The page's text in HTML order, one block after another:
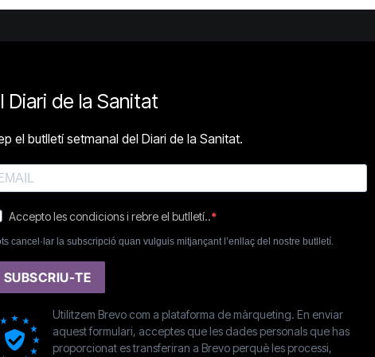
Diari de la Sanitat
el butlletí setmanal del Diari de la Sanitat.
Accepto les condicions i rebre el butlletí..
cancel·lar la subscripció quan vulguis mitjançant l’enllaç del nostre butlletí.
SUBSCRIU-TE
Utilitzem Brevo com a plataforma de màrqueting. En enviar
aquest formulari, acceptes que les dades personals que has
proporcionat es transferiran a Brevo perquè les processi,